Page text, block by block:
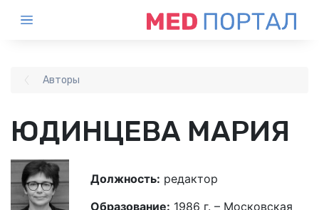
Авторы
ЮДИНЦЕВА МАРИЯ
Должность: редактор
Образование: 1986 г. – Московская